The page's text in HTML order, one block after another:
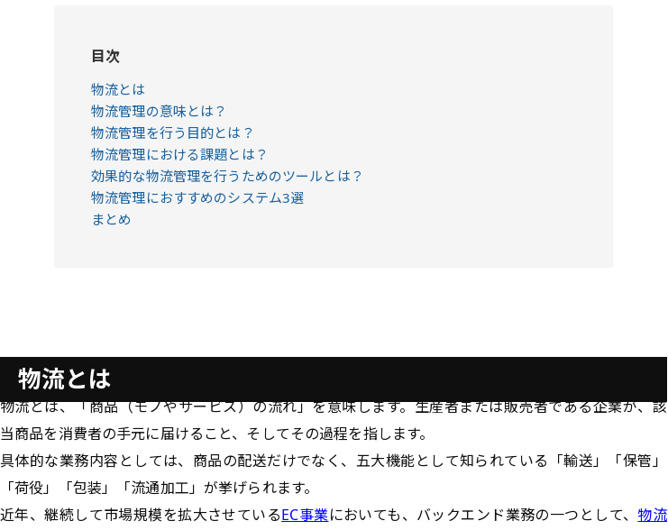
目次
物流とは
物流管理の意味とは？
物流管理を行う目的とは？
物流管理における課題とは？
効果的な物流管理を行うためのツールとは？
物流管理におすすめのシステム3選
まとめ
物流とは
物流とは、「商品（モノやサービス）の流れ」を意味します。生産者または販売者である企業が、該
当商品を消費者の手元に届けること、そしてその過程を指します。
具体的な業務内容としては、商品の配送だけでなく、五大機能として知られている「輸送」「保管」
「荷役」「包装」「流通加工」が挙げられます。
近年、継続して市場規模を拡大させているEC事業においても、バックエンド業務の一つとして、 物流